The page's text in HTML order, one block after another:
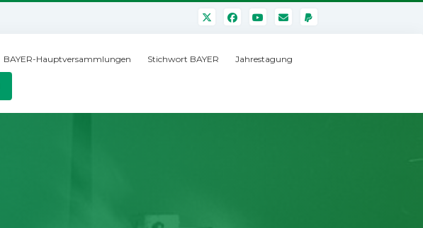
BAYER-Hauptversammlungen Stichwort BAYER Jahrestagung